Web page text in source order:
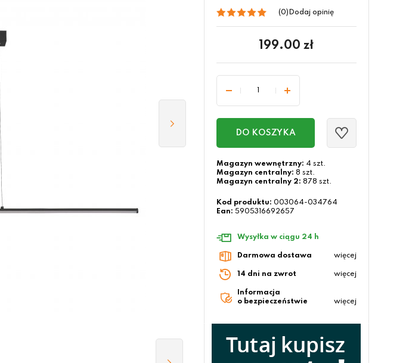
(0) Dodaj opinię
199.00 zł
DO KOSZYKA
Magazyn wewnętrzny: 4 szt.
Magazyn centralny: 8 szt.
Magazyn centralny 2: 878 szt.
Kod produktu: 003064-034764
Ean: 5905316692657
Wysyłka w ciągu 24 h
Darmowa dostawa więcej
14 dni na zwrot więcej
Informacja
o bezpieczeństwie
więcej